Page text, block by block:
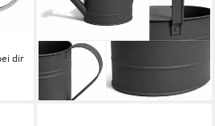
dir
Kanne Dekokanne Anthrazit
7,5 Liter
26,99 € UVP
-33%
lieferbar - in 3-4 Werktagen bei dir